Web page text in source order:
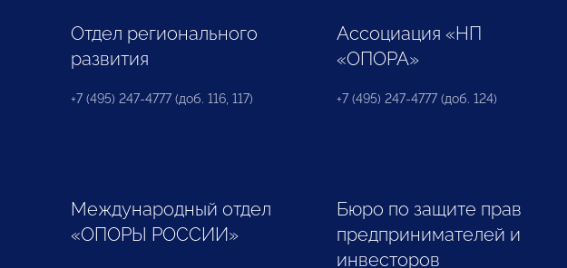
Отдел регионального
развития
+7 (495) 247-4777 (доб. 116, 117)
Ассоциация «НП
«ОПОРА»
+7 (495) 247-4777 (доб. 124)
Международный отдел
«ОПОРЫ РОССИИ»
Бюро по защите прав
предпринимателей и
инвесторов